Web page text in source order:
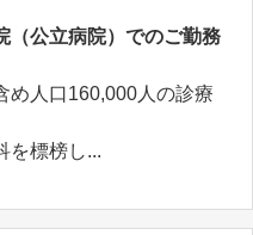
公立病院）でのご勤務
め人口160,000人の診療
を標榜し...